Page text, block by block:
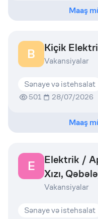
Maaş
B Kiçik
Vakansiyalar
Sənaye və istehsalat
501 28/07/2026
Maaş
E
Elektrik /
Xızı,
Vakansiyalar
Sənaye və istehsalat